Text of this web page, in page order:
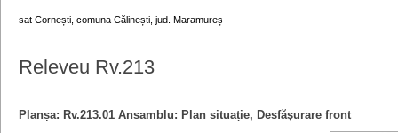
sat Cornești, comuna Călinești, jud. Maramureș
Releveu Rv.213
Planșa: Rv.213.01 Ansamblu: Plan situație, Desfăşurare front